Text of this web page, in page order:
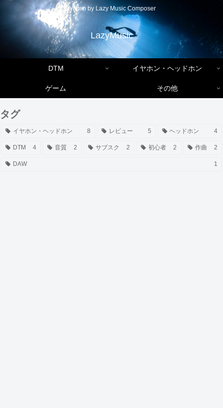
Written by Lazy Music Composer
LazyMusic
DTM イヤホン・ヘッドホン
ゲーム その他
タグ
イヤホン・ヘッドホン 8 レビュー 5 ヘッドホン 4
DTM 4 音質 2 サブスク 2 初心者 2 作曲 2
DAW 1